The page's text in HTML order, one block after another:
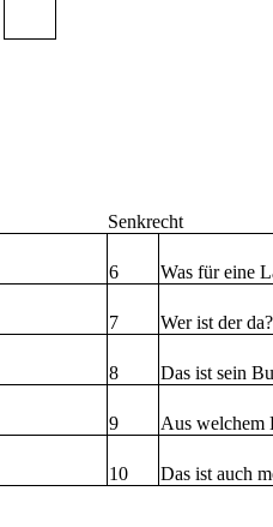
Senkrecht
6 Was für eine
7 Wer ist der da?
8 Das ist sein
9 Aus welchem
10 Das ist auch